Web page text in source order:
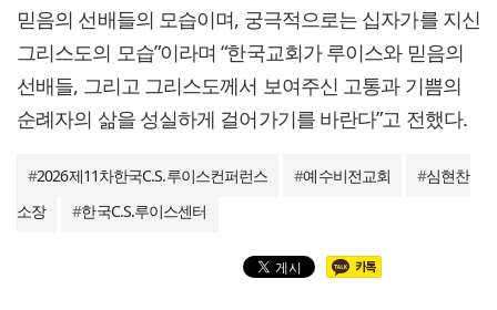
믿음의 선배들의 모습이며, 궁극적으로는 십자가를 지신
그리스도의 모습”이라며 “한국교회가 루이스와 믿음의
선배들, 그리고 그리스도께서 보여주신 고통과 기쁨의
순례자의 삶을 성실하게 걸어가기를 바란다”고 전했다.
#2026제11차한국C.S.루이스컨퍼런스 #예수비전교회 #심현찬
소장
#한국C.S.루이스센터